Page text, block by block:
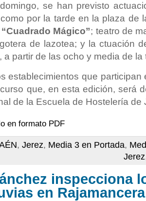
se han previsto
por la tarde en la plaza de
“Cuadrado Mágico”; teatro de
de lazotea; y la ctuación
a partir de las ocho y media de la
establecimientos que participan
que, en esta edición, será
de la Escuela de Hostelería de
en formato PDF
, Jerez, Media 3 en Portada,
Jerez
inspecciona
en Rajamancera